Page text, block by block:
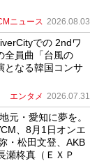
ニュース 2026.08.03
での 2ndワ
全員曲「台風の
となる韓国コンサ
エンタメ 2026.07.31
元・愛知に夢を。
、8月1日オンエ
・松田文登、AKB
瀬柊真（ＥＸＰ